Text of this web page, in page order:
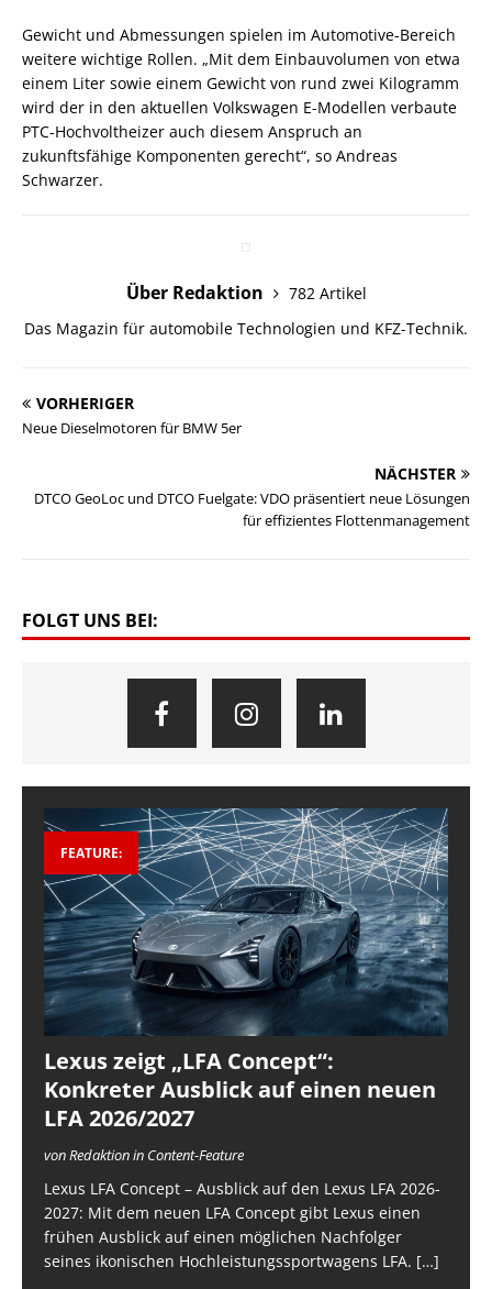
Gewicht und Abmessungen spielen im Automotive-Bereich
weitere wichtige Rollen. „Mit dem Einbauvolumen von etwa
einem Liter sowie einem Gewicht von rund zwei Kilogramm
wird der in den aktuellen Volkswagen E-Modellen verbaute
PTC-Hochvoltheizer auch diesem Anspruch an
zukunftsfähige Komponenten gerecht“, so Andreas
Schwarzer.
Über Redaktion
782 Artikel
Das Magazin für automobile Technologien und KFZ-Technik.
VORHERIGER
Neue Dieselmotoren für BMW 5er
NÄCHSTER
DTCO GeoLoc und DTCO Fuelgate: VDO präsentiert neue Lösungen
für effizientes Flottenmanagement
FOLGT UNS BEI:
FEATURE:
Lexus zeigt „LFA Concept“:
Konkreter Ausblick auf einen neuen
LFA 2026/2027
von Redaktion in Content-Feature
Lexus LFA Concept – Ausblick auf den Lexus LFA 2026-
2027: Mit dem neuen LFA Concept gibt Lexus einen
frühen Ausblick auf einen möglichen Nachfolger
seines ikonischen Hochleistungssportwagens LFA. […]